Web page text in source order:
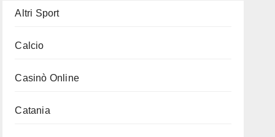
Altri Sport
Calcio
Casinò Online
Catania